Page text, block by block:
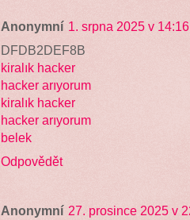
Anonymní 1. srpna 2025 v 14:16
DFDB2DEF8B
kiralık hacker
hacker arıyorum
kiralık hacker
hacker arıyorum
belek
Odpovědět
Anonymní 27. prosince 2025 v